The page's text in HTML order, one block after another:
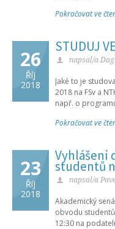
Pokračovat ve
26
ŘíJ
2018
STUDUJ
napsal/a
Jaké to je
2018 na FSv a
např. o
Pokračovat ve
23
ŘíJ
2018
Vyhlášení
studentů
napsal/a
Akademický
obvodu
12:30 na